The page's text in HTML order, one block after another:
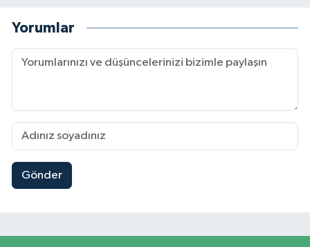
Yorumlar
Gönder